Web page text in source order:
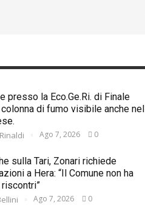
presso la Eco.Ge.Ri. di Finale
colonna di fumo visibile anche nel
Ago 7, 2026 0
sulla Tari, Zonari richiede
a Hera: “Il Comune non ha
Ago 7, 2026 0